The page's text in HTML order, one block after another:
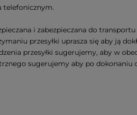
telefonicznym.
i zabezpieczana do
przesyłki uprasza się aby ją
przesyłki sugerujemy, aby w
sugerujemy aby po